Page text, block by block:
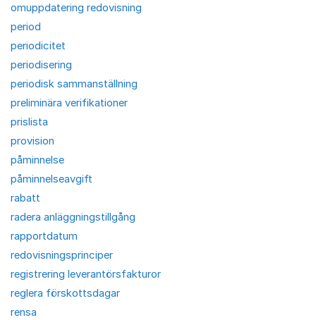
omuppdatering redovisning
period
periodicitet
periodisering
periodisk sammanställning
preliminära verifikationer
prislista
provision
påminnelse
påminnelseavgift
rabatt
radera anläggningstillgång
rapportdatum
redovisningsprinciper
registrering leverantörsfakturor
reglera förskottsdagar
rensa